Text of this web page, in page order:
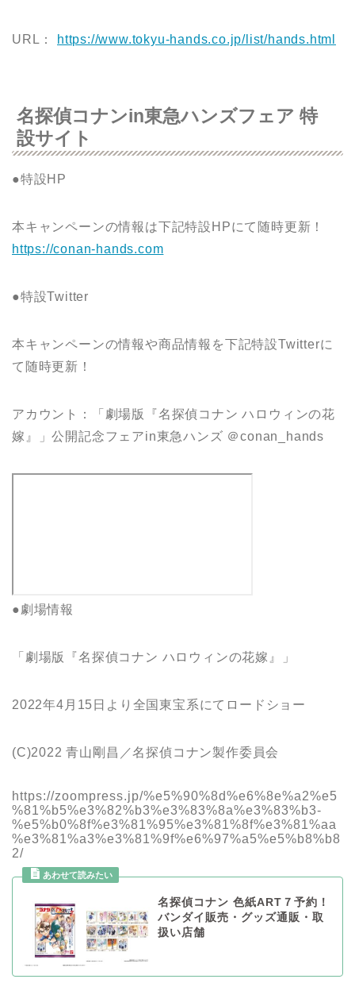
URL： https://www.tokyu-hands.co.jp/list/hands.html
名探偵コナンin東急ハンズフェア 特
設サイト
●特設HP
本キャンペーンの情報は下記特設HPにて随時更新！
https://conan-hands.com
●特設Twitter
本キャンペーンの情報や商品情報を下記特設Twitterに
て随時更新！
アカウント：「劇場版『名探偵コナン ハロウィンの花
嫁』」公開記念フェアin東急ハンズ ＠conan_hands
●劇場情報
「劇場版『名探偵コナン ハロウィンの花嫁』」
2022年4月15日より全国東宝系にてロードショー
(C)2022 青山剛昌／名探偵コナン製作委員会
https://zoompress.jp/%e5%90%8d%e6%8e%a2%e5
%81%b5%e3%82%b3%e3%83%8a%e3%83%b3-
%e5%b0%8f%e3%81%95%e3%81%8f%e3%81%aa
%e3%81%a3%e3%81%9f%e6%97%a5%e5%b8%b8
2/
名探偵コナン 色紙ART７予約！
バンダイ販売・グッズ通販・取
扱い店舗